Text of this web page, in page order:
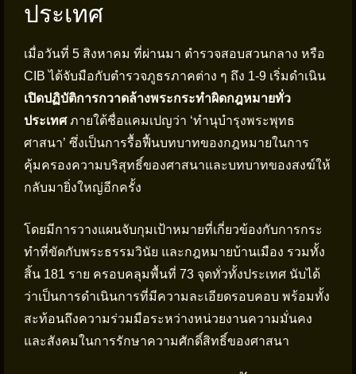
ประเทศ
เมื่อวันที่ 5 สิงหาคม ที่ผ่านมา ตำรวจสอบสวนกลาง หรือ
CIB ได้จับมือกับตำรวจภูธรภาคต่าง ๆ ถึง 1-9 เริ่มดำเนิน
เปิดปฏิบัติการกวาดล้างพระกระทำผิดกฎหมายทั่ว
ประเทศภายใต้ชื่อแคมเปญว่า ‘ทำนุบำรุงพระพุทธ
ศาสนา’ ซึ่งเป็นการรื้อฟื้นบทบาทของกฎหมายในการ
คุ้มครองความบริสุทธิ์ของศาสนาและบทบาทของสงฆ์ให้
กลับมายิ่งใหญ่อีกครั้ง
โดยมีการวางแผนจับกุมเป้าหมายที่เกี่ยวข้องกับการกระ
ทำที่ขัดกับพระธรรมวินัย และกฎหมายบ้านเมือง รวมทั้ง
สิ้น 181 ราย ครอบคลุมพื้นที่ 73 จุดทั่วทั้งประเทศ นับได้
ว่าเป็นการดำเนินการที่มีความละเอียดรอบคอบ พร้อมทั้ง
สะท้อนถึงความร่วมมือระหว่างหน่วยงานความมั่นคง
และสังคมในการรักษาความศักดิ์สิทธิ์ของศาสนา